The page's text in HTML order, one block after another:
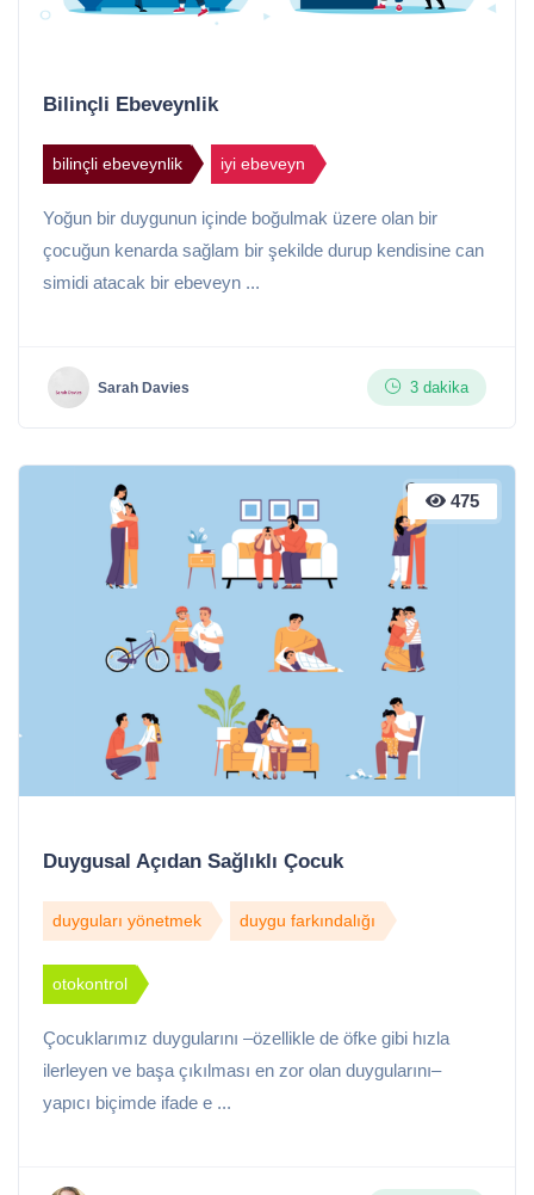
Bilinçli Ebeveynlik
bilinçli ebeveynlik iyi ebeveyn
Yoğun bir duygunun içinde boğulmak üzere olan bir
çocuğun kenarda sağlam bir şekilde durup kendisine can
simidi atacak bir ebeveyn ...
Sarah Davies 3 dakika
475
Duygusal Açıdan Sağlıklı Çocuk
duyguları yönetmek duygu farkındalığı
otokontrol
Çocuklarımız duygularını –özellikle de öfke gibi hızla
ilerleyen ve başa çıkılması en zor olan duygularını–
yapıcı biçimde ifade e ...